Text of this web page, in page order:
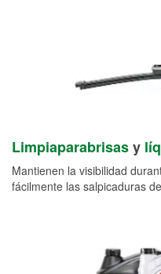
Limpiaparabrisasy
Mantienen la visibilidad
fácilmente las salpicaduras